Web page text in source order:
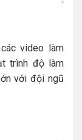
video làm
trình độ làm
với đội ngũ